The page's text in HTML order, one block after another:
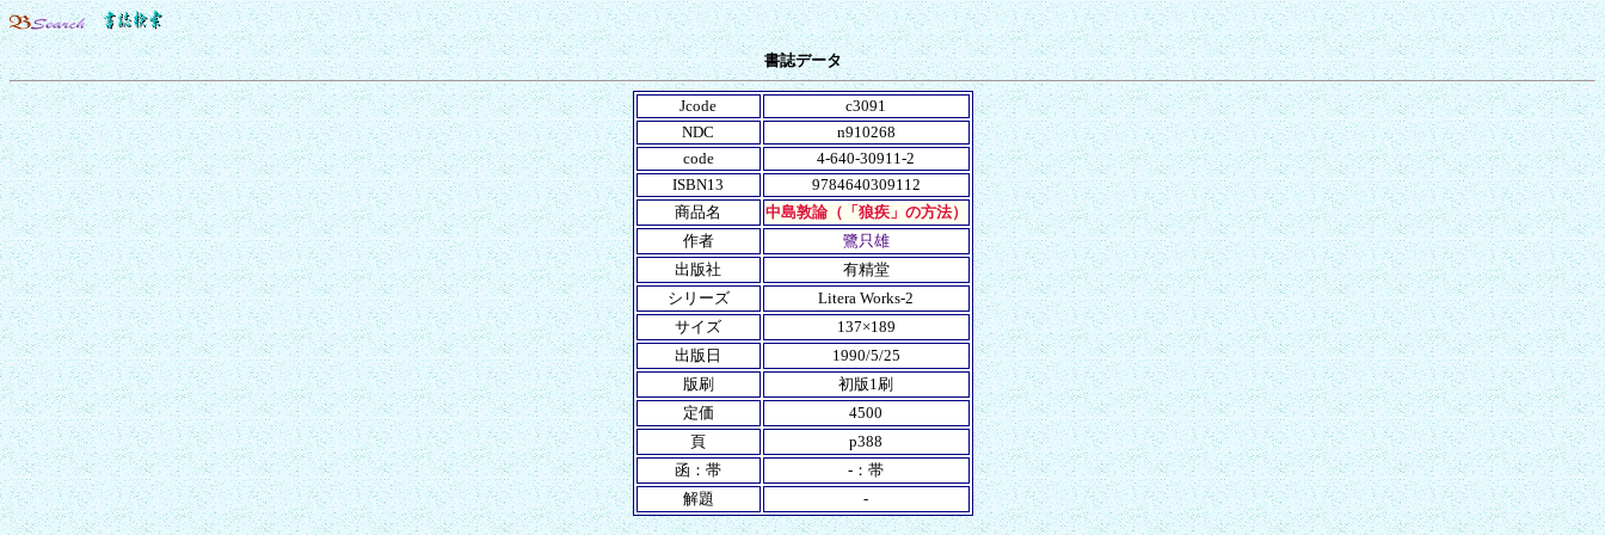
書誌データ
Jcode
c3091
NDC
n910268
code
4-640-30911-2
ISBN13
9784640309112
商品名
中島敦論（「狼疾」の方法）
作者
鷺只雄
出版社
有精堂
シリーズ
Litera Works-2
サイズ
137×189
出版日
1990/5/25
版刷
初版1刷
定価
4500
頁
p388
函：帯
-：帯
解題
-